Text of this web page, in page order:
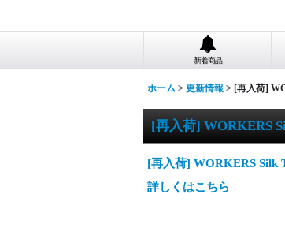
新着商品
ホーム > 更新情報 > [再入荷]
[再入荷] WORKERS
[再入荷] WORKERS Silk
詳しくはこちら